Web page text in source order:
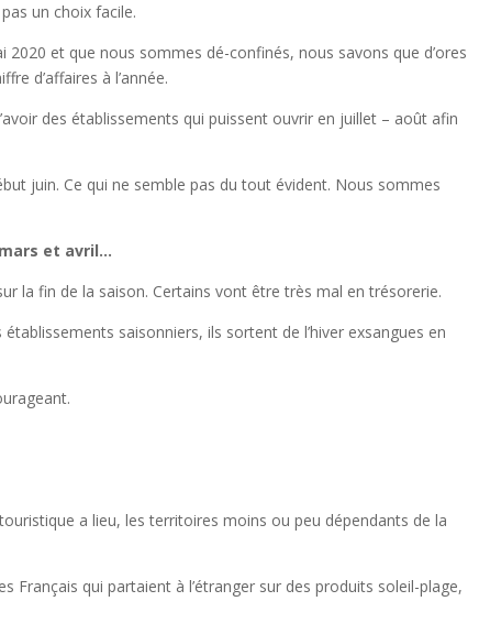
un choix facile.
et que nous sommes dé-confinés, nous savons que d’ores
d’affaires à l’année.
des établissements qui puissent ouvrir en juillet – août afin
juin. Ce qui ne semble pas du tout évident. Nous sommes
et avril…
la fin de la saison. Certains vont être très mal en trésorerie.
saisonniers, ils sortent de l’hiver exsangues en
a lieu, les territoires moins ou peu dépendants de la
Français qui partaient à l’étranger sur des produits soleil-plage,